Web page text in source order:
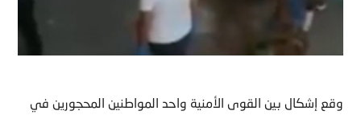
وقع إشكال بين القوى الأمنية واحد المواطنين المحجورين في